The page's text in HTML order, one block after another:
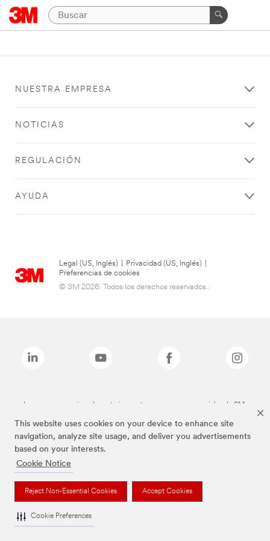
This website uses cookies on your device to enhance site
navigation, analyze site usage, and deliver you advertisements
based on your interests.
Cookie Notice
Reject Non-Essential Cookies Accept Cookies
Cookie Preferences
NUESTRA EMPRESA
NOTICIAS
REGULACIÓN
AYUDA
Legal (US, Inglés) Privacidad (US, Inglés)
Preferencias de cookies
© 3M 2026. Todos los derechos reservados..
Las marcas mencionadas anteriormente son marcas comerciales de 3M.